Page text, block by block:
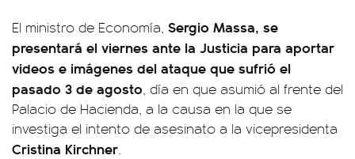
El ministro de Economía, Sergio Massa, se
presentará el viernes ante la Justicia para aportar
videos e imágenes del ataque que sufrió el
pasado 3 de agosto , día en que asumió al frente del
Palacio de Hacienda, a la causa en la que se
investiga el intento de asesinato a la vicepresidenta
Cristina Kirchner